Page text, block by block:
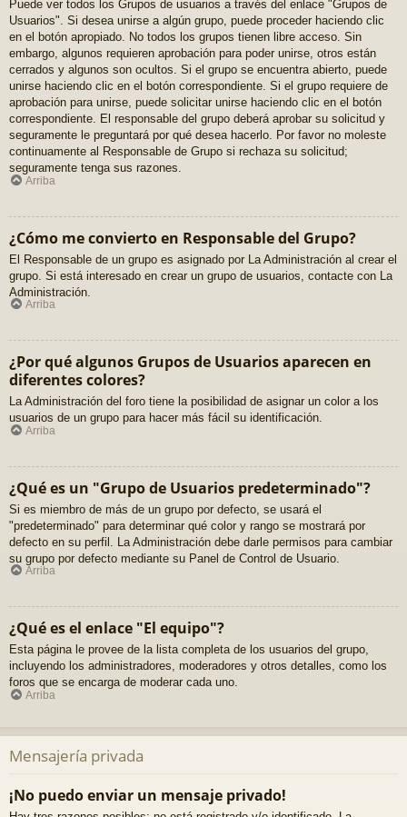
Puede ver todos los Grupos de usuarios a través del enlace "Grupos de
Usuarios". Si desea unirse a algún grupo, puede proceder haciendo clic
en el botón apropiado. No todos los grupos tienen libre acceso. Sin
embargo, algunos requieren aprobación para poder unirse, otros están
cerrados y algunos son ocultos. Si el grupo se encuentra abierto, puede
unirse haciendo clic en el botón correspondiente. Si el grupo requiere de
aprobación para unirse, puede solicitar unirse haciendo clic en el botón
correspondiente. El responsable del grupo deberá aprobar su solicitud y
seguramente le preguntará por qué desea hacerlo. Por favor no moleste
continuamente al Responsable de Grupo si rechaza su solicitud;
seguramente tenga sus razones.
Arriba
¿Cómo me convierto en Responsable del Grupo?
El Responsable de un grupo es asignado por La Administración al crear el
grupo. Si está interesado en crear un grupo de usuarios, contacte con La
Administración.
Arriba
¿Por qué algunos Grupos de Usuarios aparecen en
diferentes colores?
La Administración del foro tiene la posibilidad de asignar un color a los
usuarios de un grupo para hacer más fácil su identificación.
Arriba
¿Qué es un "Grupo de Usuarios predeterminado"?
Si es miembro de más de un grupo por defecto, se usará el
"predeterminado" para determinar qué color y rango se mostrará por
defecto en su perfil. La Administración debe darle permisos para cambiar
su grupo por defecto mediante su Panel de Control de Usuario.
Arriba
¿Qué es el enlace "El equipo"?
Esta página le provee de la lista completa de los usuarios del grupo,
incluyendo los administradores, moderadores y otros detalles, como los
foros que se encarga de moderar cada uno.
Arriba
Mensajería privada
¡No puedo enviar un mensaje privado!